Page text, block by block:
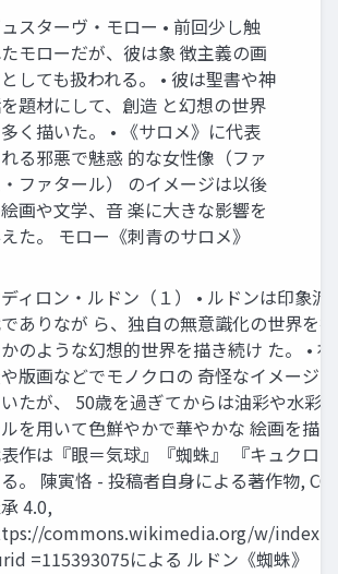
スターヴ・モロー • 前回少し触
モローだが、彼は象 徴主義の画
しても扱われる。 • 彼は聖書や神
題材にして、創造 と幻想の世界
く描いた。 • 《サロメ》に代表
る邪悪で魅惑 的な女性像（ファ
ファタール） のイメージは以後
画や文学、音 楽に大きな影響を
た。 モロー《刺青のサロメ》
ィロン・ルドン（１） • ルドンは印象派
ありなが ら、独自の無意識化の世界を
のような幻想的世界を描き続け た。 •
版画などでモノクロの 奇怪なイメージ
たが、 50歳を過ぎてからは油彩や水彩
を用いて色鮮やかで華やかな 絵画を描
作は『眼＝気球』『蜘蛛』 『キュクロ
。 陳寅恪 - 投稿者自身による著作物, CC
4.0,
commons.wikimedia.org/w/
=115393075による ルドン《蜘蛛》